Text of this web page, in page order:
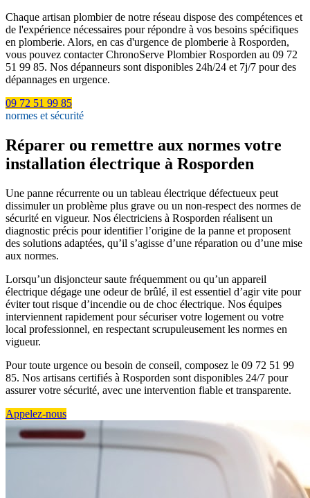
Chaque artisan plombier de notre réseau dispose des compétences et
de l'expérience nécessaires pour répondre à vos besoins spécifiques
en plomberie. Alors, en cas d'urgence de plomberie à Rosporden,
vous pouvez contacter ChronoServe Plombier Rosporden au 09 72
51 99 85. Nos dépanneurs sont disponibles 24h/24 et 7j/7 pour des
dépannages en urgence.
09 72 51 99 85
normes et sécurité
Réparer ou remettre aux normes votre
installation électrique à Rosporden
Une panne récurrente ou un tableau électrique défectueux peut
dissimuler un problème plus grave ou un non-respect des normes de
sécurité en vigueur. Nos électriciens à Rosporden réalisent un
diagnostic précis pour identifier l’origine de la panne et proposent
des solutions adaptées, qu’il s’agisse d’une réparation ou d’une mise
aux normes.
Lorsqu’un disjoncteur saute fréquemment ou qu’un appareil
électrique dégage une odeur de brûlé, il est essentiel d’agir vite pour
éviter tout risque d’incendie ou de choc électrique. Nos équipes
interviennent rapidement pour sécuriser votre logement ou votre
local professionnel, en respectant scrupuleusement les normes en
vigueur.
Pour toute urgence ou besoin de conseil, composez le 09 72 51 99
85. Nos artisans certifiés à Rosporden sont disponibles 24/7 pour
assurer votre sécurité, avec une intervention fiable et transparente.
Appelez-nous